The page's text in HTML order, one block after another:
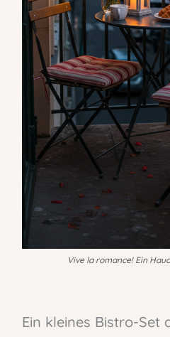
Vive la romance! Ein
Ein kleines Bistro-Set